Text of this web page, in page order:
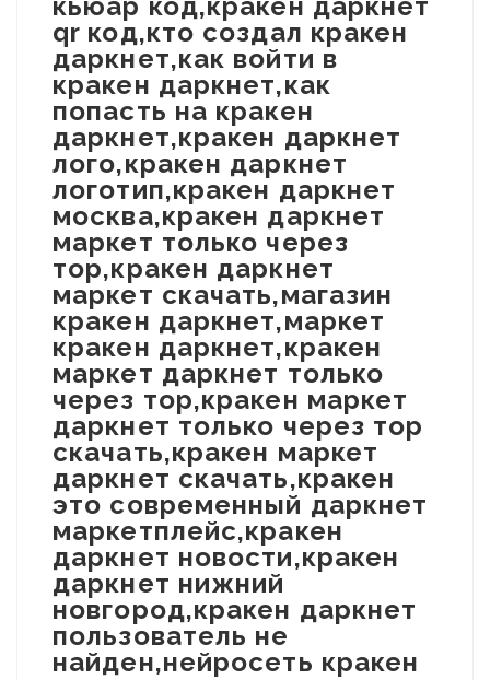
qr код,кто создал кракен
даркнет,как войти в
кракен даркнет,как
попасть на кракен
даркнет,кракен даркнет
лого,кракен даркнет
логотип,кракен даркнет
москва,кракен даркнет
маркет только через
тор,кракен даркнет
маркет скачать,магазин
кракен даркнет,маркет
кракен даркнет,кракен
маркет даркнет только
через тор,кракен маркет
даркнет только через тор
скачать,кракен маркет
даркнет скачать,кракен
это современный даркнет
маркетплейс,кракен
даркнет новости,кракен
даркнет нижний
новгород,кракен даркнет
пользователь не
найден,нейросеть кракен